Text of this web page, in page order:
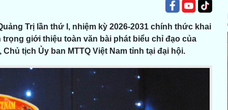
Trị lần thứ I, nhiệm kỳ 2026-2031 chính thức khai
giới thiệu toàn văn bài phát biểu chỉ đạo của
tịch Ủy ban MTTQ Việt Nam tỉnh tại đại hội.